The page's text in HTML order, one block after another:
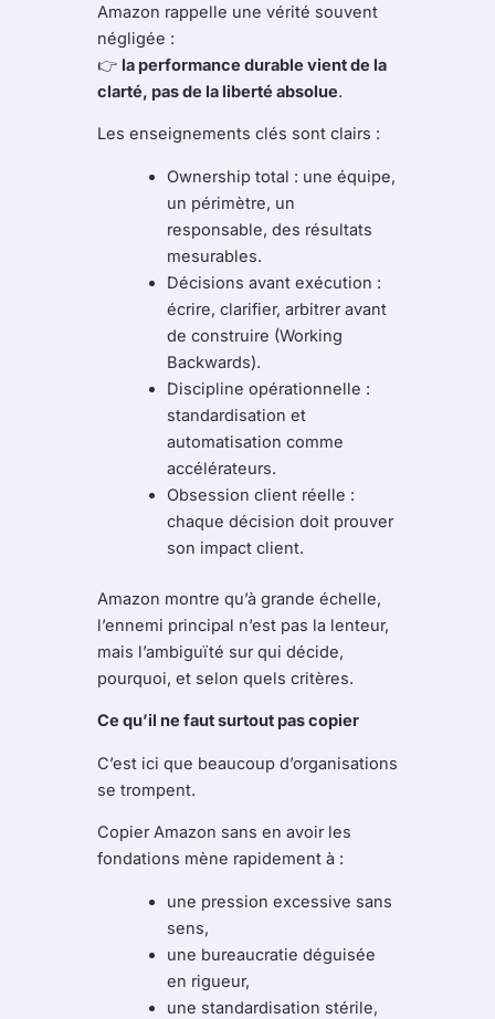
Amazon rappelle une vérité souvent
négligée :
👉 la performance durable vient de la
clarté, pas de la liberté absolue.
Les enseignements clés sont clairs :
Ownership total : une équipe,
un périmètre, un
responsable, des résultats
mesurables.
Décisions avant exécution :
écrire, clarifier, arbitrer avant
de construire (Working
Backwards).
Discipline opérationnelle :
standardisation et
automatisation comme
accélérateurs.
Obsession client réelle :
chaque décision doit prouver
son impact client.
Amazon montre qu’à grande échelle,
l’ennemi principal n’est pas la lenteur,
mais l’ambiguïté sur qui décide,
pourquoi, et selon quels critères.
Ce qu’il ne faut surtout pas copier
C’est ici que beaucoup d’organisations
se trompent.
Copier Amazon sans en avoir les
fondations mène rapidement à :
une pression excessive sans
sens,
une bureaucratie déguisée
en rigueur,
une standardisation stérile,